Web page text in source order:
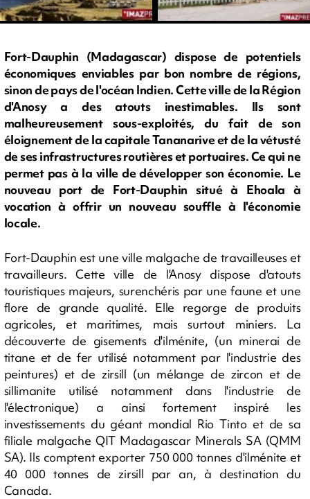
Fort-Dauphin (Madagascar) dispose de potentiels
économiques enviables par bon nombre de régions,
sinon de pays de l'océan Indien. Cette ville de la Région
d'Anosy a des atouts inestimables. Ils sont
malheureusement sous-exploités, du fait de son
éloignement de la capitale Tananarive et de la vétusté
de ses infrastructures routières et portuaires. Ce qui ne
permet pas à la ville de développer son économie. Le
nouveau port de Fort-Dauphin situé à Ehoala à
vocation à offrir un nouveau souffle à l'économie
locale.
Fort-Dauphin est une ville malgache de travailleuses et
travailleurs. Cette ville de l'Anosy dispose d'atouts
touristiques majeurs, surenchéris par une faune et une
flore de grande qualité. Elle regorge de produits
agricoles, et maritimes, mais surtout miniers. La
découverte de gisements d'ilménite, (un minerai de
titane et de fer utilisé notamment par l'industrie des
peintures) et de zirsill (un mélange de zircon et de
sillimanite utilisé notamment dans l'industrie de
l'électronique) a ainsi fortement inspiré les
investissements du géant mondial Rio Tinto et de sa
filiale malgache QIT Madagascar Minerals SA (QMM
SA). Ils comptent exporter 750 000 tonnes d'ilménite et
40 000 tonnes de zirsill par an, à destination du
Canada.